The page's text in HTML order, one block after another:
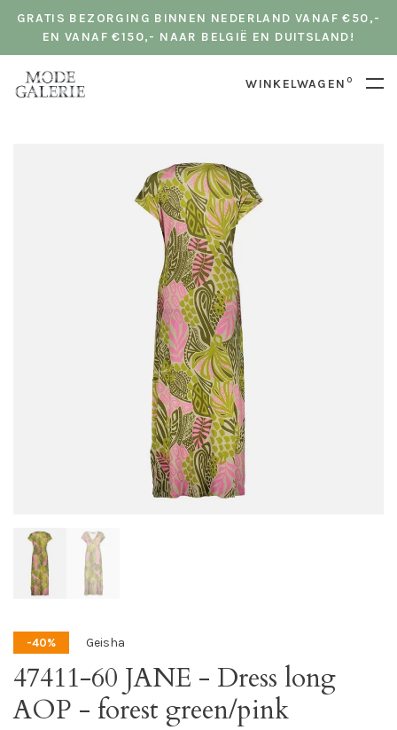
GRATIS BEZORGING BINNEN NEDERLAND VANAF €50,-
EN VANAF €150,- NAAR BELGIË EN DUITSLAND!
WINKELWAGEN 0
-40% Geisha
47411-60 JANE - Dress long
AOP - forest green/pink